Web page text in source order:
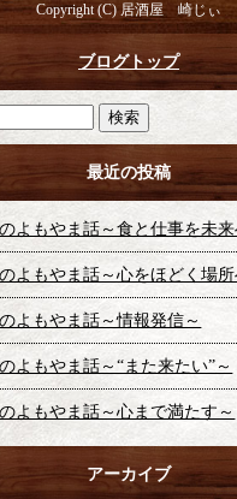
Copyright (C) 居酒屋 崎じぃ
ブログトップ
最近の投稿
よもやま話～食と仕事を未来
よもやま話～心をほどく場所
よもやま話～情報発信～
よもやま話～“また来たい”～
よもやま話～心まで満たす～
アーカイブ